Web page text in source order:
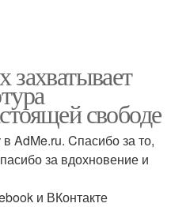
захватывает
свободе
AdMe.ru. Cпасибо за то,
за вдохновение и
и ВКонтакте